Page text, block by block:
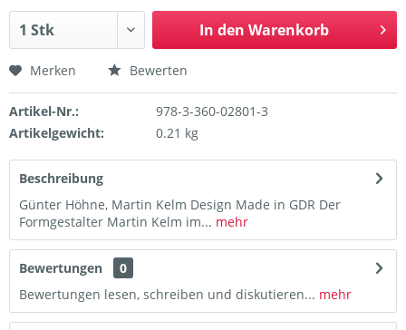
In den Warenkorb
Merken Bewerten
Artikel-Nr.:
978-3-360-02801-3
Artikelgewicht:
0.21 kg
Beschreibung
Günter Höhne, Martin Kelm Design Made in GDR Der
Formgestalter Martin Kelm im... mehr
Bewertungen
0
Bewertungen lesen, schreiben und diskutieren... mehr